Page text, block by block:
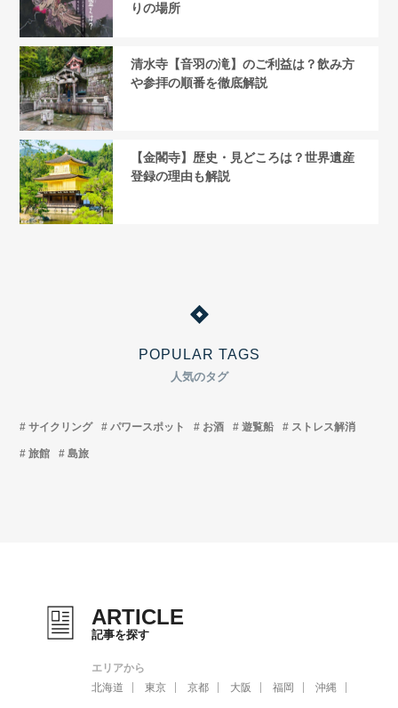
POPULAR TAGS
人気のタグ
サイクリング パワースポット お酒 遊覧船 ストレス解消
旅館 島旅
りの場所
清水寺【音羽の滝】のご利益は？飲み方
や参拝の順番を徹底解説
【金閣寺】歴史・見どころは？世界遺産
登録の理由も解説
ARTICLE
記事を探す
エリアから
北海道
東京 京都 大阪 福岡 沖縄